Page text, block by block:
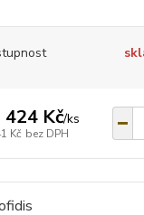
424 Kč/ks
Kč bez DPH